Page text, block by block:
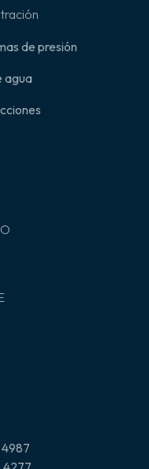
de presión
agua
4987